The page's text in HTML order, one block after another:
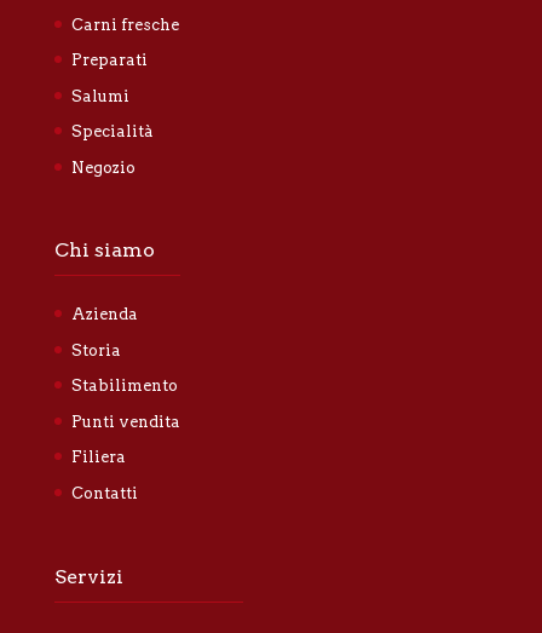
Carni fresche
Preparati
Salumi
Specialità
Negozio
Chi siamo
Azienda
Storia
Stabilimento
Punti vendita
Filiera
Contatti
Servizi